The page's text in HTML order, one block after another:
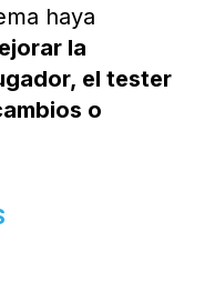
haya
la
el tester
o